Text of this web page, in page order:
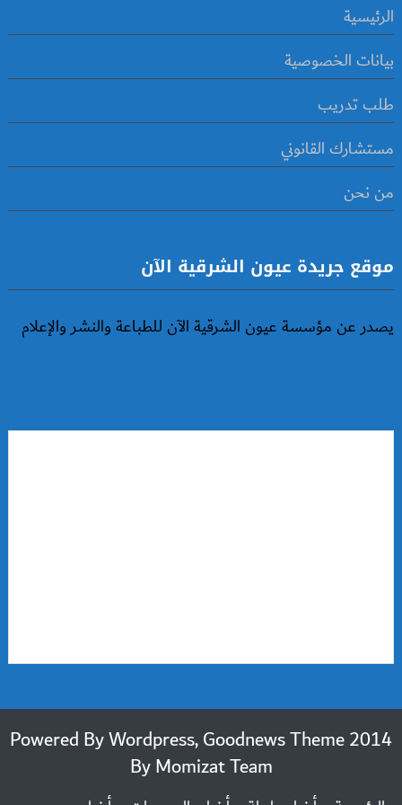
الرئيسية
بيانات الخصوصية
طلب تدريب
مستشارك القانوني
من نحن
موقع جريدة عيون الشرقية الآن
يصدر عن مؤسسة عيون الشرقية الآن للطباعة والنشر والإعلام
2014 Powered By Wordpress, Goodnews Theme
ByMomizat Team